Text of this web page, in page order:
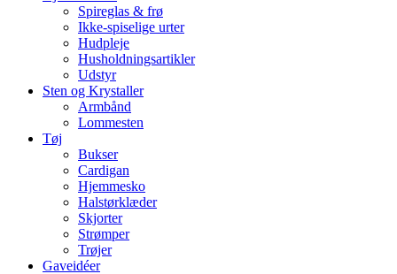
Spireglas & frø
Ikke-spiselige urter
Hudpleje
Husholdningsartikler
Udstyr
Sten og Krystaller
Armbånd
Lommesten
Tøj
Bukser
Cardigan
Hjemmesko
Halstørklæder
Skjorter
Strømper
Trøjer
Gaveidéer